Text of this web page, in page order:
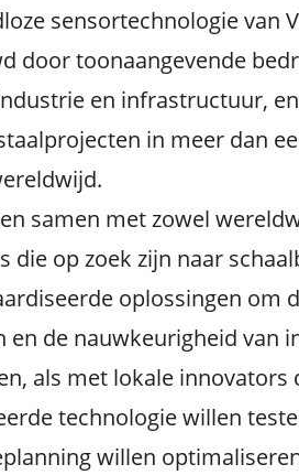
sensortechnologie van
door toonaangevende
en infrastructuur,
in meer dan
samen met zowel
die op zoek zijn naar
oplossingen om
en de nauwkeurigheid van
als met lokale innovators
technologie willen
willen